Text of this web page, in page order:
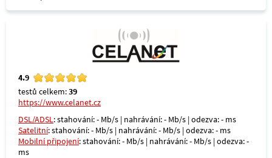
4.9
testů celkem:39
https://www.celanet.cz
DSL/ADSL: stahování: - Mb/s | nahrávání: - Mb/s | odezva: - ms
Satelitní: stahování: - Mb/s | nahrávání: - Mb/s | odezva: - ms
Mobilní připojení: stahování: - Mb/s | nahrávání: - Mb/s | odezva: -
ms